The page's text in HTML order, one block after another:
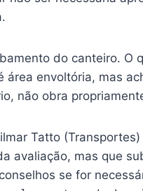
do canteiro. O
área envoltória, mas
não obra
Tatto
avaliação, mas que
se for